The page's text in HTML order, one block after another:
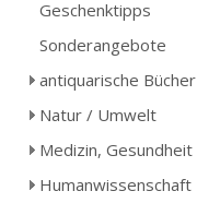
Geschenktipps
Sonderangebote
antiquarische Bücher
Natur / Umwelt
Medizin, Gesundheit
Humanwissenschaft